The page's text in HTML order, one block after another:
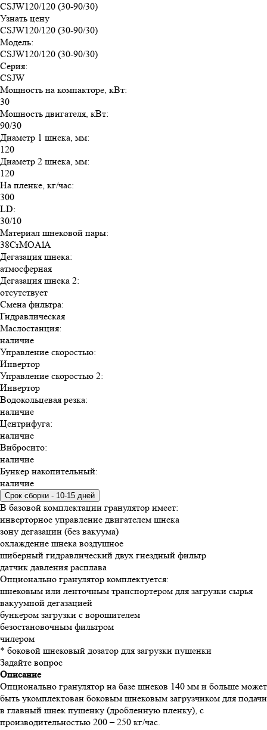
CSJW120/120 (30-90/30)
Узнать цену
CSJW120/120 (30-90/30)
Модель:
CSJW120/120 (30-90/30)
Серия:
CSJW
Мощность на компакторе, кВт:
30
Мощность двигателя, кВт:
90/30
Диаметр 1 шнека, мм:
120
Диаметр 2 шнека, мм:
120
На пленке, кг/час:
300
LD:
30/10
Материал шнековой пары:
38CrMOAlA
Дегазация шнека:
атмосферная
Дегазация шнека 2:
отсутствует
Смена фильтра:
Гидравлическая
Маслостанция:
наличие
Управление скоростью:
Инвертор
Управление скоростью 2:
Инвертор
Водокольцевая резка:
наличие
Центрифуга:
наличие
Вибросито:
наличие
Бункер накопительный:
наличие
Срок сборки - 10-15 дней
В базовой комплектации гранулятор имеет:
инверторное управление двигателем шнека
зону дегазации (без вакуума)
охлаждение шнека воздушное
шиберный гидравлический двух гнездный фильтр
датчик давления расплава
Опционально гранулятор комплектуется:
шнековым или ленточным транспортером для загрузки сырья
вакуумной дегазацией
бункером загрузки с ворошителем
безостановочным фильтром
чилером
* боковой шнековый дозатор для загрузки пушенки
Задайте вопрос
Описание
Опционально гранулятор на базе шнеков 140 мм и больше может
быть укомплектован боковым шнековым загрузчиком для подачи
в главный шнек пушенку (дробленную пленку), с
производительностью 200 – 250 кг/час.